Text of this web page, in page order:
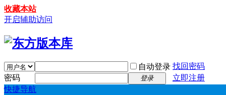
收藏本站
开启辅助访问
自动登录 找回密码
密码
登录
立即注册
快捷导航